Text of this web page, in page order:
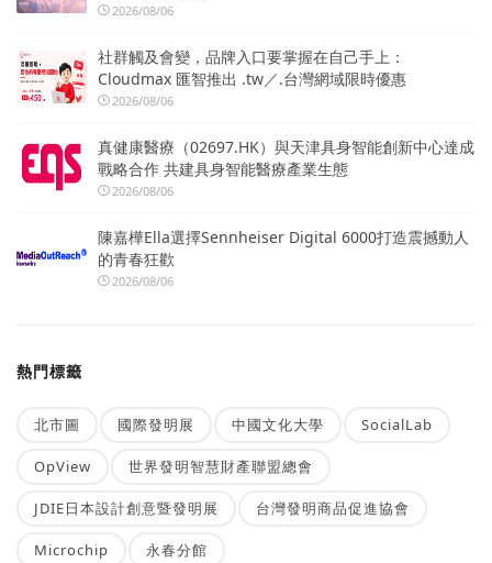
2026/08/06
社群觸及會變，品牌入口要掌握在自己手上：
Cloudmax 匯智推出 .tw／.台灣網域限時優惠
2026/08/06
真健康醫療（02697.HK）與天津具身智能創新中心達成
戰略合作 共建具身智能醫療產業生態
2026/08/06
陳嘉樺Ella選擇Sennheiser Digital 6000打造震撼動人
的青春狂歡
2026/08/06
熱門標籤
北市圖 國際發明展 中國文化大學 SocialLab
OpView 世界發明智慧財產聯盟總會
JDIE日本設計創意暨發明展 台灣發明商品促進協會
Microchip 永春分館